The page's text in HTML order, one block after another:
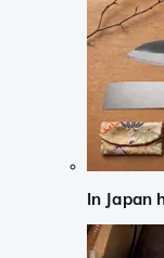
In Japan